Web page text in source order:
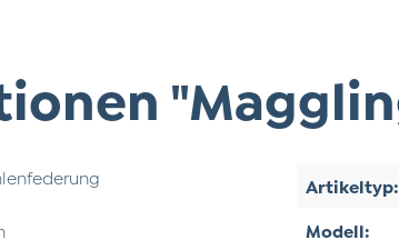
Artikeltyp:
Modell: